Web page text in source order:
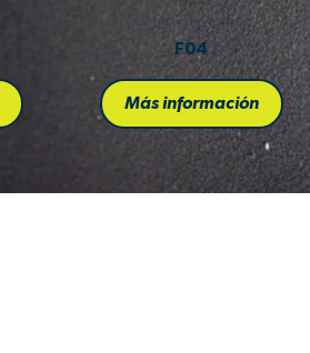
Control de Acceso
F04
Más información